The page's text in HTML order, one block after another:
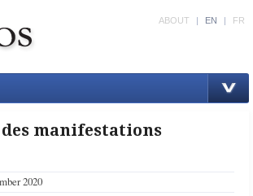
ABOUT | EN | FR
manifestations
2020